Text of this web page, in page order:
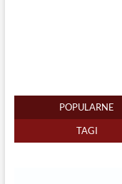
POPULARNE
TAGI